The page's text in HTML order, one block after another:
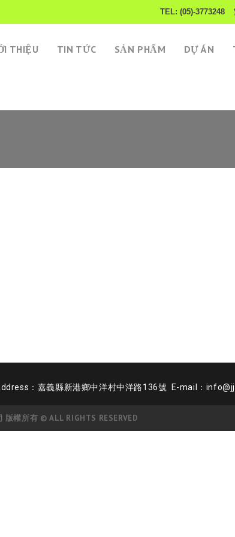
TEL: (05)-3773248
THIỆU TIN TỨC SẢN PHẨM DỰ ÁN
：嘉義縣新港鄉中洋村中洋路136號 E-mail：
版權所有 © ALL RIGHTS RESERVED